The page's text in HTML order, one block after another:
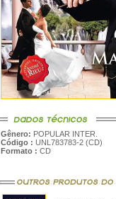
Gênero: POPULAR INTER.
Código : UNL783783-2 (CD)
Formato : CD